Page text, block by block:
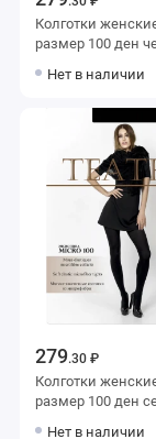
Колготки женские 2
размер 100 ден черные
Нет в наличии
279.30 ₽
Колготки женские 3
размер 100 ден серые
Нет в наличии